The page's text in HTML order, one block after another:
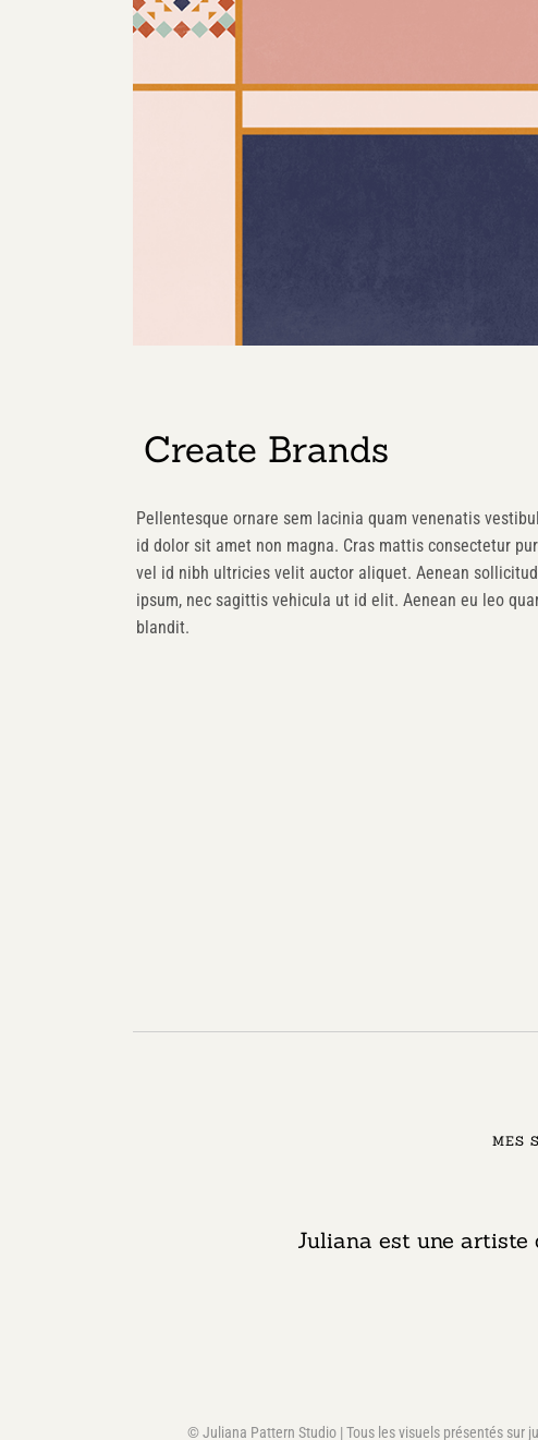
Create Brands
Pellentesque ornare sem lacinia quam venenatis
id dolor sit amet non magna. Cras mattis consectetur
vel id nibh ultricies velit auctor aliquet. Aenean
ipsum, nec sagittis vehicula ut id elit. Aenean eu leo
blandit.
MES
Juliana est une
© Juliana Pattern Studio | Tous les visuels présentés sur